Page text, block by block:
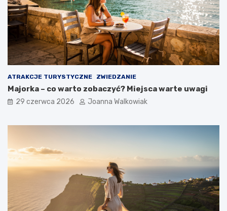
ATRAKCJE TURYSTYCZNE ZWIEDZANIE
Majorka – co warto zobaczyć? Miejsca warte uwagi
29 czerwca 2026 Joanna Walkowiak